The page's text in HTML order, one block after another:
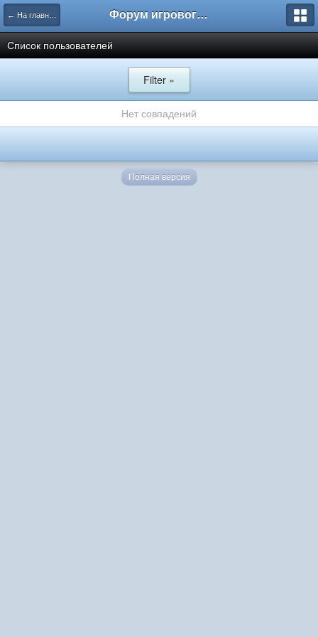
← На главную Форум игрового проекта Riverrise
Список пользователей
Filter »
Нет совпадений
Полная версия